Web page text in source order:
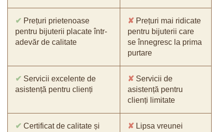
✔ Prețuri prietenoase
pentru bijuterii placate într-
adevăr de calitate
✘ Prețuri mai ridicate
pentru bijuterii care
se înnegresc la prima
purtare
✔ Servicii excelente de
asistență pentru clienți
✘ Servicii de
asistență pentru
clienți limitate
✔ Certificat de calitate și
✘ Lipsa vreunei